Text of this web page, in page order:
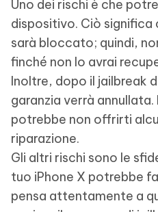
Uno dei rischi è che
dispositivo. Ciò
sarà bloccato; quindi,
finché non lo avrai
Inoltre, dopo il jailbreak
garanzia verrà
potrebbe non offrirti
riparazione.
Gli altri rischi sono le
tuo iPhone X potrebbe
pensa attentamente a